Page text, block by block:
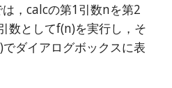
，calcの第1引数nを第2
数としてf(n)を実行し，そ
ダイアログボックスに表